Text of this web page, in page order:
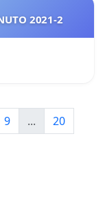
DESCUENTO MATRICULA UNIMINUTO 2021-2
9 ...
20